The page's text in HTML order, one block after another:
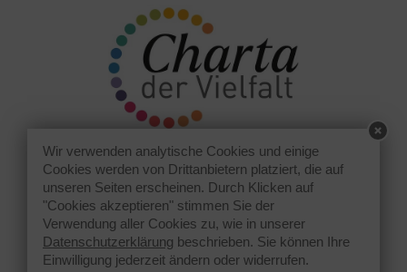
Wir verwenden analytische Cookies und einige
Cookies werden von Drittanbietern platziert, die auf
unseren Seiten erscheinen. Durch Klicken auf
"Cookies akzeptieren" stimmen Sie der
Verwendung aller Cookies zu, wie in unserer
Datenschutzerklärung beschrieben. Sie können Ihre
Einwilligung jederzeit ändern oder widerrufen.